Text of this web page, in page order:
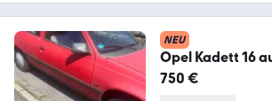
NEU
Opel Kadett 16
Getriebe
750 €